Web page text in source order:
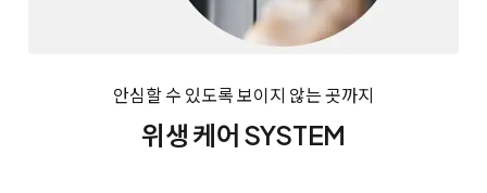
안심할 수 있도록 보이지 않는 곳까지
위생 케어 SYSTEM